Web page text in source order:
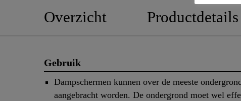
Overzicht Productdetails
Gebruik
Dampschermen kunnen over de meeste
aangebracht worden. De ondergrond moet wel